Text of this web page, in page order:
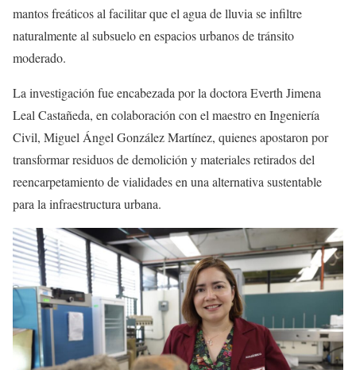
mantos freáticos al facilitar que el agua de lluvia se infiltre
naturalmente al subsuelo en espacios urbanos de tránsito
moderado.
La investigación fue encabezada por la doctora Everth Jimena
Leal Castañeda, en colaboración con el maestro en Ingeniería
Civil, Miguel Ángel González Martínez, quienes apostaron por
transformar residuos de demolición y materiales retirados del
reencarpetamiento de vialidades en una alternativa sustentable
para la infraestructura urbana.